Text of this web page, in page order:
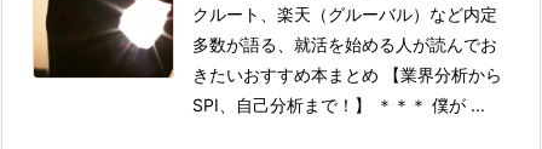
クルート、楽天（グルーバル）など内定
多数が語る、就活を始める人が読んでお
きたいおすすめ本まとめ 【業界分析から
SPI、自己分析まで！】 ＊＊＊ 僕が ...